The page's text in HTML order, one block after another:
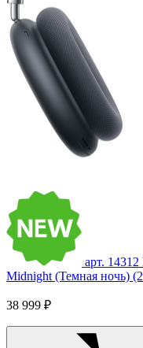
арт. 14312
Midnight (Темная ночь)
38 999 ₽